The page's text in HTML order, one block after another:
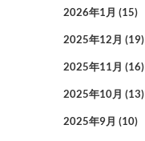
2026年1月 (15)
2025年12月 (19)
2025年11月 (16)
2025年10月 (13)
2025年9月 (10)